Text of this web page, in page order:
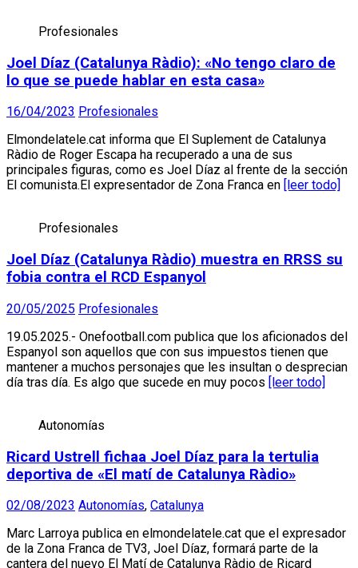
Profesionales
Joel Díaz (Catalunya Ràdio): «No tengo claro de
lo que se puede hablar en esta casa»
16/04/2023 Profesionales
Elmondelatele.cat informa que El Suplement de Catalunya
Ràdio de Roger Escapa ha recuperado a una de sus
principales figuras, como es Joel Díaz al frente de la sección
El comunista.El expresentador de Zona Franca en
[leer todo]
Profesionales
Joel Díaz (Catalunya Ràdio) muestra en RRSS su
fobia contra el RCD Espanyol
20/05/2025 Profesionales
19.05.2025.- Onefootball.com publica que los aficionados del
Espanyol son aquellos que con sus impuestos tienen que
mantener a muchos personajes que les insultan o desprecian
día tras día. Es algo que sucede en muy pocos [leer todo]
Autonomías
Ricard Ustrell fichaa Joel Díaz para la tertulia
deportiva de «El matí de Catalunya Ràdio»
02/08/2023 Autonomías, Catalunya
Marc Larroya publica en elmondelatele.cat que el expresador
de la Zona Franca de TV3, Joel Díaz, formará parte de la
cantera del nuevo El Matí de Catalunya Ràdio de Ricard